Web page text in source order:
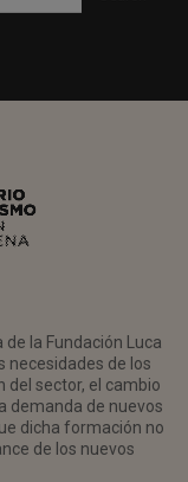
la Fundación Luca
necesidades de los
sector, el cambio
demanda de nuevos
dicha formación no
de los nuevos